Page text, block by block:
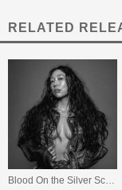
RELATED
Blood On the Silver Screen